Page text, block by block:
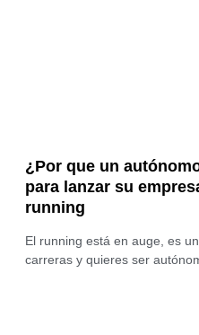
¿Por que un
para lanzar su
running
El running está en auge, es
carreras y quieres ser